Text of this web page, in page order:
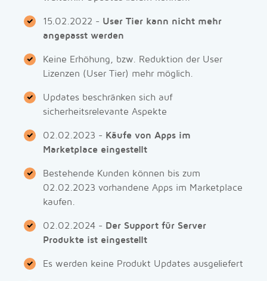
15.02.2022 - User Tier kann nicht mehr
angepasst werden
Keine Erhöhung, bzw. Reduktion der User
Lizenzen (User Tier) mehr möglich.
Updates beschränken sich auf
sicherheitsrelevante Aspekte
02.02.2023 - Käufe von Apps im
Marketplace eingestellt
Bestehende Kunden können bis zum
02.02.2023 vorhandene Apps im Marketplace
kaufen.
02.02.2024 - Der Support für Server
Produkte ist eingestellt
Es werden keine Produkt Updates ausgeliefert